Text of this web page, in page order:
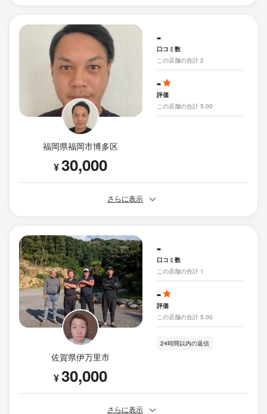
福岡県福岡市博多区
¥30,000
-
口コミ数
この店舗の合計 2
-
評価
この店舗の合計 5.00
さらに表示
佐賀県伊万里市
¥30,000
-
口コミ数
この店舗の合計 1
-
評価
この店舗の合計 5.00
24時間以内の返信
さらに表示